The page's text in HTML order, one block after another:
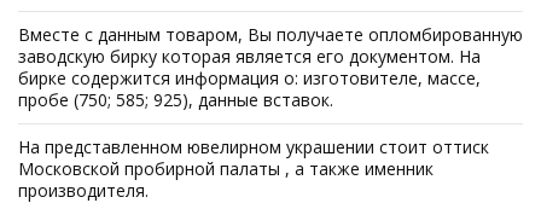
Вместе с данным товаром, Вы получаете опломбированную
заводскую бирку которая является его документом. На
бирке содержится информация о: изготовителе, массе,
пробе (750; 585; 925), данные вставок.
На представленном ювелирном украшении стоит оттиск
Московской пробирной палаты , а также именник
производителя.